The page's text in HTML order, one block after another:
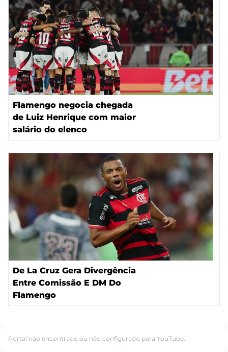
Flamengo negocia chegada
de Luiz Henrique com maior
salário do elenco
De La Cruz Gera Divergência
Entre Comissão E DM Do
Flamengo
Portal não encontrado ou não configurado para YouTube.